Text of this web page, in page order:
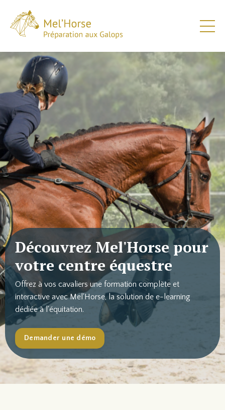
Découvrez Mel'Horse pour
votre centre équestre
Offrez à vos cavaliers une formation complète et
interactive avec Mel'Horse, la solution de e-learning
dédiée à l'équitation.
Demander une démo